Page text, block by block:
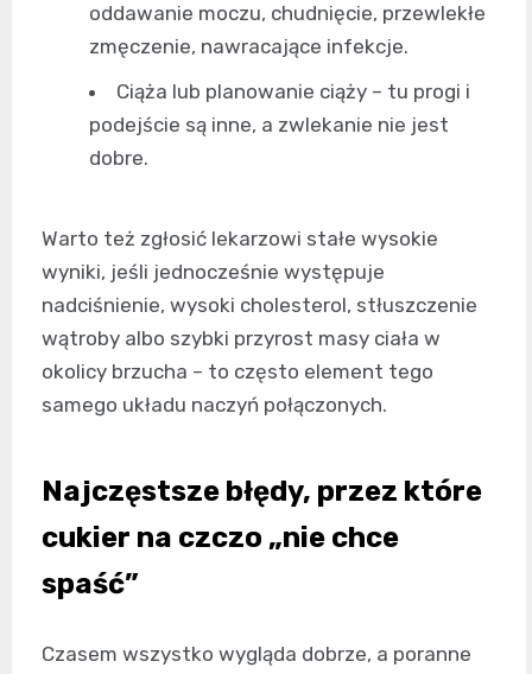
oddawanie moczu, chudnięcie, przewlekłe
zmęczenie, nawracające infekcje.
Ciąża lub planowanie ciąży – tu progi i
podejście są inne, a zwlekanie nie jest
dobre.
Warto też zgłosić lekarzowi stałe wysokie
wyniki, jeśli jednocześnie występuje
nadciśnienie, wysoki cholesterol, stłuszczenie
wątroby albo szybki przyrost masy ciała w
okolicy brzucha – to często element tego
samego układu naczyń połączonych.
Najczęstsze błędy, przez które
cukier na czczo „nie chce
spaść”
Czasem wszystko wygląda dobrze, a poranne